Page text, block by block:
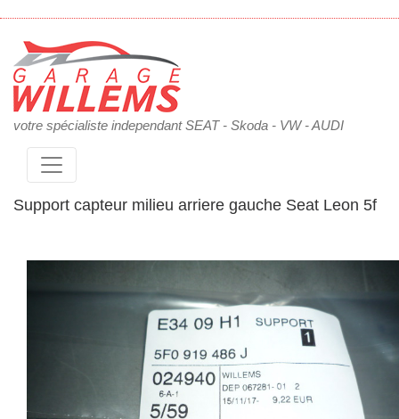
votre spécialiste independant SEAT - Skoda - VW - AUDI
Support capteur milieu arriere gauche Seat Leon 5f